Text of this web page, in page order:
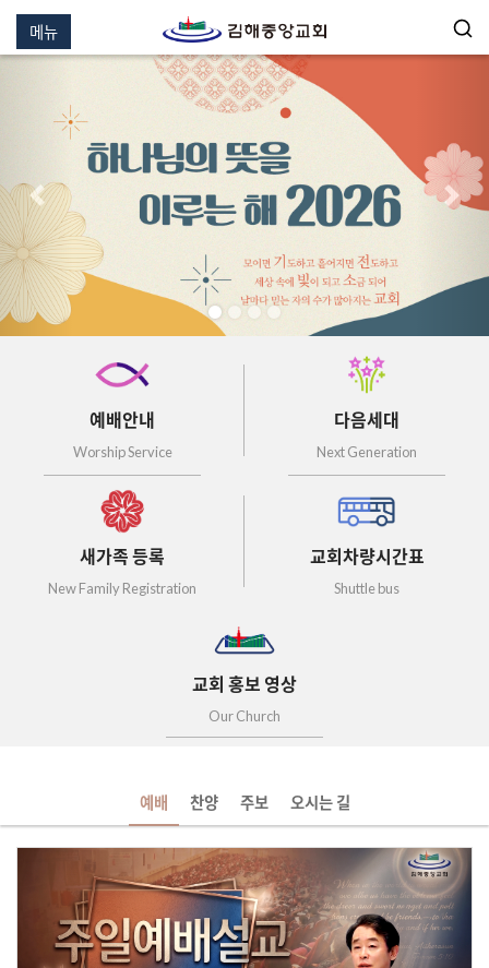
메뉴
이전 다음
예배안내
Worship Service
다음세대
Next Generation
새가족 등록
New Family Registration
교회차량시간표
Shuttle bus
교회 홍보 영상
Our Church
예배 찬양 주보 오시는 길